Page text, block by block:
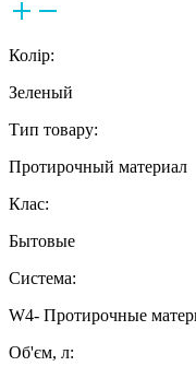
Колір:
Зеленый
Тип товару:
Протирочный материал
Клас:
Бытовые
Система:
W4- Протирочные
Об'єм, л: